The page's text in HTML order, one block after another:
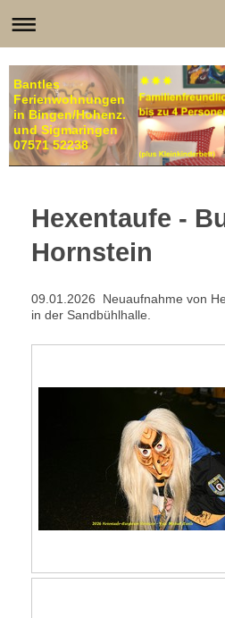
Bantles
Ferienwohnungen
in Bingen/Hohenz.
und Sigmaringen
07571 52238
Hexentaufe -
Hornstein
09.01.2026 Neuaufnahme von
in der Sandbühlhalle.